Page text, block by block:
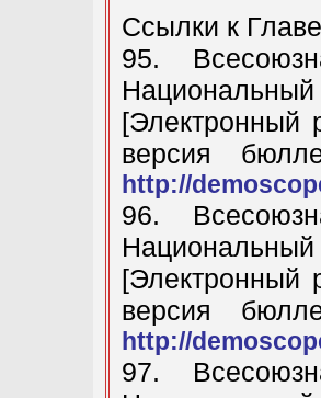
Ссылки к
95.
[Электронный
версия
http://
96.
[Электронный
версия
http://
97.